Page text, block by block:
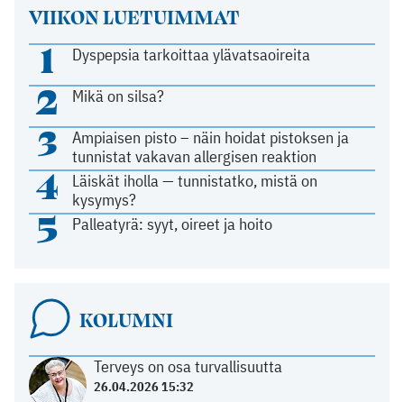
VIIKON LUETUIMMAT
1 Dyspepsia tarkoittaa ylävatsaoireita
2 Mikä on silsa?
3
Ampiaisen pisto – näin hoidat pistoksen ja
tunnistat vakavan allergisen reaktion
4
Läiskät iholla — tunnistatko, mistä on
kysymys?
5 Palleatyrä: syyt, oireet ja hoito
KOLUMNI
Terveys on osa turvallisuutta
26.04.2026 15:32